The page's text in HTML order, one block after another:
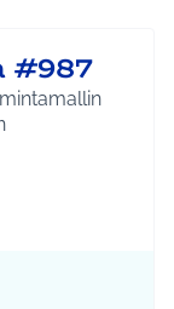
#987